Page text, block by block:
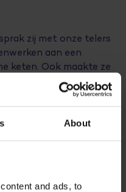
About
and ads, to
zij met onze telers
aan een
keten. Ook maakte ze
kennis met een
voorzitter van de
Commissaris van de
extra bijzonder.